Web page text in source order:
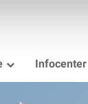
Infocenter